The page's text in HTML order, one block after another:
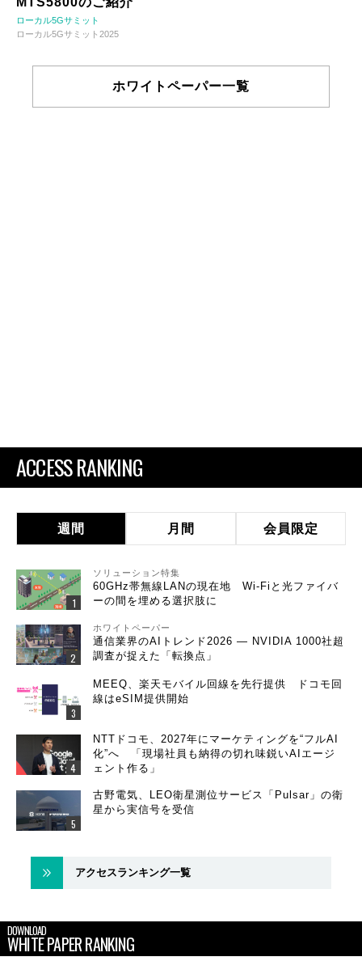
ローカル5Gサミット
ローカル5Gサミット2025
ホワイトペーパー一覧
ACCESS RANKING
週間 月間 会員限定
ソリューション特集
60GHz帯無線LANの現在地 Wi-Fiと光ファイバ
ーの間を埋める選択肢に
ホワイトペーパー
通信業界のAIトレンド2026 ― NVIDIA 1000社超
調査が捉えた「転換点」
MEEQ、楽天モバイル回線を先行提供 ドコモ回
線はeSIM提供開始
NTTドコモ、2027年にマーケティングを“フルAI
化”へ 「現場社員も納得の切れ味鋭いAIエージ
ェント作る」
古野電気、LEO衛星測位サービス「Pulsar」の衛
星から実信号を受信
アクセスランキング一覧
DOWNLOAD
WHITE PAPER RANKING